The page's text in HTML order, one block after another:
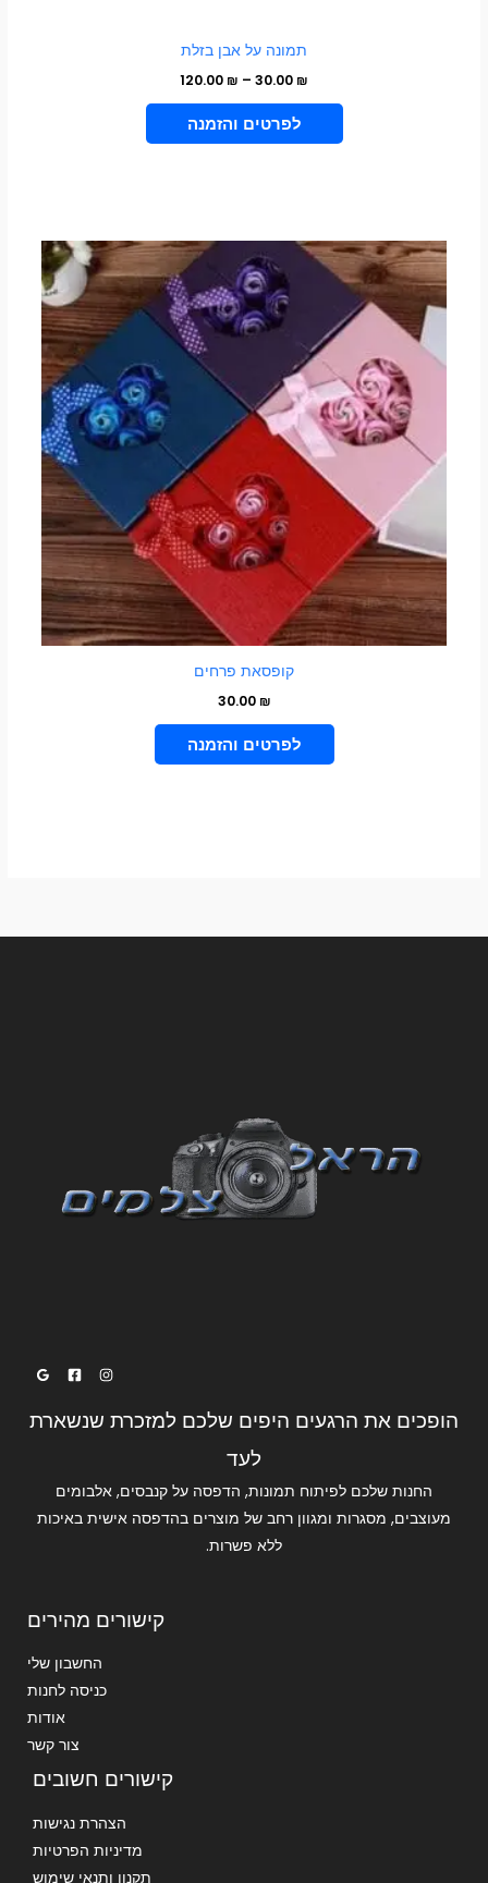
תמונה על אבן בזלת
30.00 ₪
–
120.00 ₪
VIEW PRODUCT
קופסאת פרחים
30.00 ₪
בחר אפשרויות
למוצר
זה
יש
מספר
ניתן
לבחור
את
האפשרויות
המוצר
הופכים את הרגעים היפים שלכם למזכרת שנשארת
לעד
החנות שלכם לפיתוח תמונות, הדפסה על קנבסים, אלבומים
מעוצבים, מסגרות ומגוון רחב של מוצרים בהדפסה אישית באיכות
ללא פשרות.
קישורים מהירים
החשבון שלי
כניסה לחנות
אודות
צור קשר
קישורים חשובים
הצהרת נגישות
מדיניות הפרטיות
תקנון ותנאי שימוש